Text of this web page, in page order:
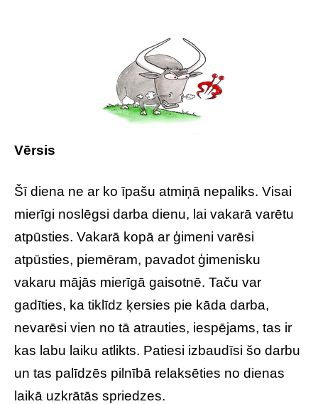
Vērsis
Šī diena ne ar ko īpašu atmiņā nepaliks. Visai
mierīgi noslēgsi darba dienu, lai vakarā varētu
atpūsties. Vakarā kopā ar ģimeni varēsi
atpūsties, piemēram, pavadot ģimenisku
vakaru mājās mierīgā gaisotnē. Taču var
gadīties, ka tiklīdz ķersies pie kāda darba,
nevarēsi vien no tā atrauties, iespējams, tas ir
kas labu laiku atlikts. Patiesi izbaudīsi šo darbu
un tas palīdzēs pilnībā relaksēties no dienas
laikā uzkrātās spriedzes.